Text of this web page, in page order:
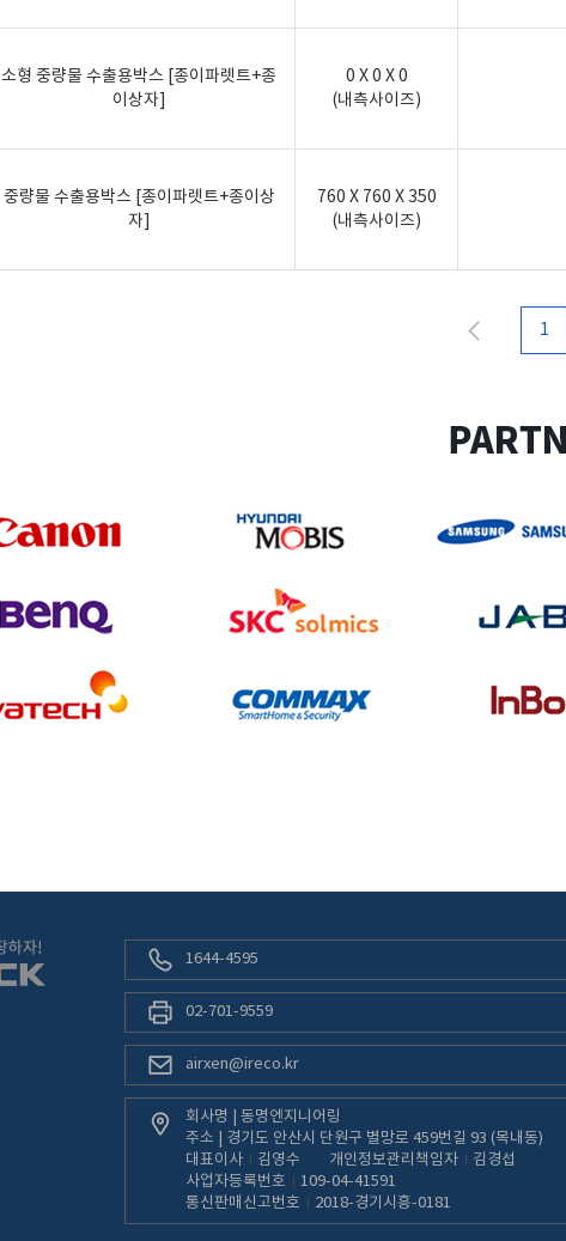
소형 중량물 수출용박스 [종이파렛트+종
이상자]
0 X 0 X 0
(내측사이즈)
중량물 수출용박스 [종이파렛트+종이상
자]
760 X 760 X 350
(내측사이즈)
1
1644-4595
02-701-9559
airxen@ireco.kr
회사명 | 동명엔지니어링
주소 | 경기도 안산시 단원구 별망로 459번길 93 (목내동)
대표이사
김영수 개인정보관리책임자
김경섭
사업자등록번호
109-04-41591
통신판매신고번호
2018-경기시흥-0181